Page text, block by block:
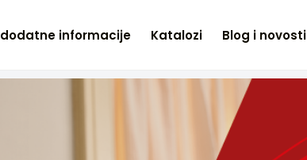
dodatne informacije Katalozi Blog i novosti